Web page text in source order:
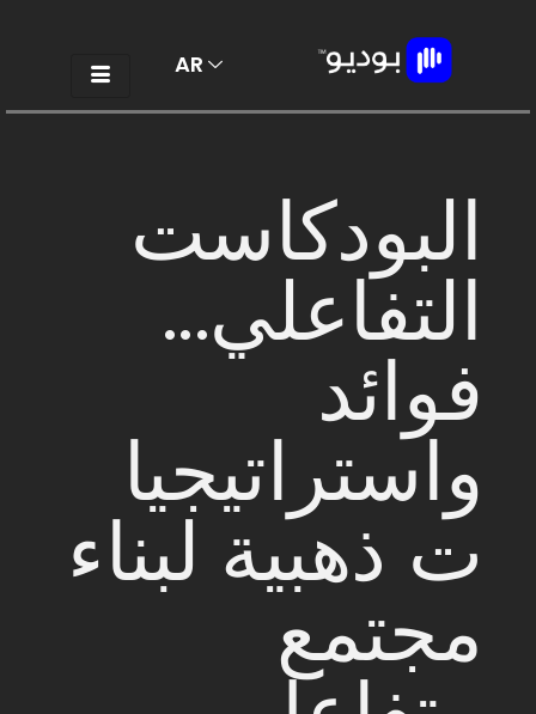
AR
البودكاست
التفاعلي...
فوائد
واستراتيجيا
ت ذهبية لبناء
مجتمع